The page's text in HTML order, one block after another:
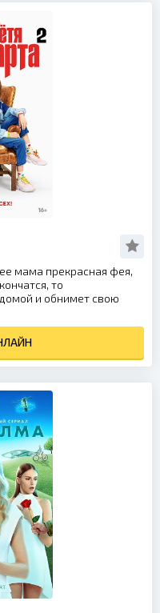
мама прекрасная фея,
то
и обнимет свою